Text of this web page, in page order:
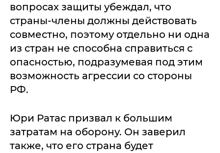
вопросах защиты убеждал, что
страны-члены должны действовать
совместно, поэтому отдельно ни одна
из стран не способна справиться с
опасностью, подразумевая под этим
возможность агрессии со стороны
РФ.
Юри Ратас призвал к большим
затратам на оборону. Он заверил
также, что его страна будет